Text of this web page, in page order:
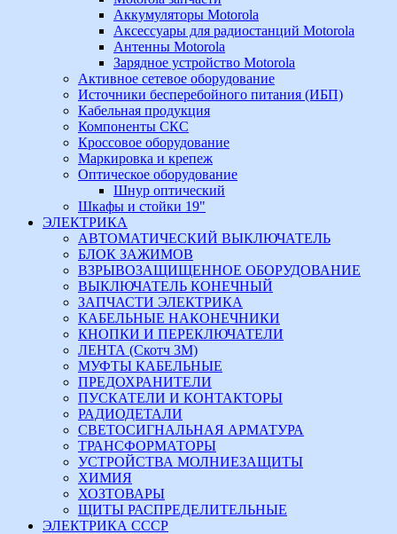
Аккумуляторы Motorola
Аксессуары для радиостанций Motorola
Антенны Motorola
Зарядное устройство Motorola
Активное сетевое оборудование
Источники бесперебойного питания (ИБП)
Кабельная продукция
Компоненты СКС
Кроссовое оборудование
Маркировка и крепеж
Оптическое оборудование
Шнур оптический
Шкафы и стойки 19"
ЭЛЕКТРИКА
АВТОМАТИЧЕСКИЙ ВЫКЛЮЧАТЕЛЬ
БЛОК ЗАЖИМОВ
ВЗРЫВОЗАЩИЩЕННОЕ ОБОРУДОВАНИЕ
ВЫКЛЮЧАТЕЛЬ КОНЕЧНЫЙ
ЗАПЧАСТИ ЭЛЕКТРИКА
КАБЕЛЬНЫЕ НАКОНЕЧНИКИ
КНОПКИ И ПЕРЕКЛЮЧАТЕЛИ
ЛЕНТА (Скотч 3М)
МУФТЫ КАБЕЛЬНЫЕ
ПРЕДОХРАНИТЕЛИ
ПУСКАТЕЛИ И КОНТАКТОРЫ
РАДИОДЕТАЛИ
СВЕТОСИГНАЛЬНАЯ АРМАТУРА
ТРАНСФОРМАТОРЫ
УСТРОЙСТВА МОЛНИЕЗАЩИТЫ
ХИМИЯ
ХОЗТОВАРЫ
ЩИТЫ РАСПРЕДЕЛИТЕЛЬНЫЕ
ЭЛЕКТРИКА СССР